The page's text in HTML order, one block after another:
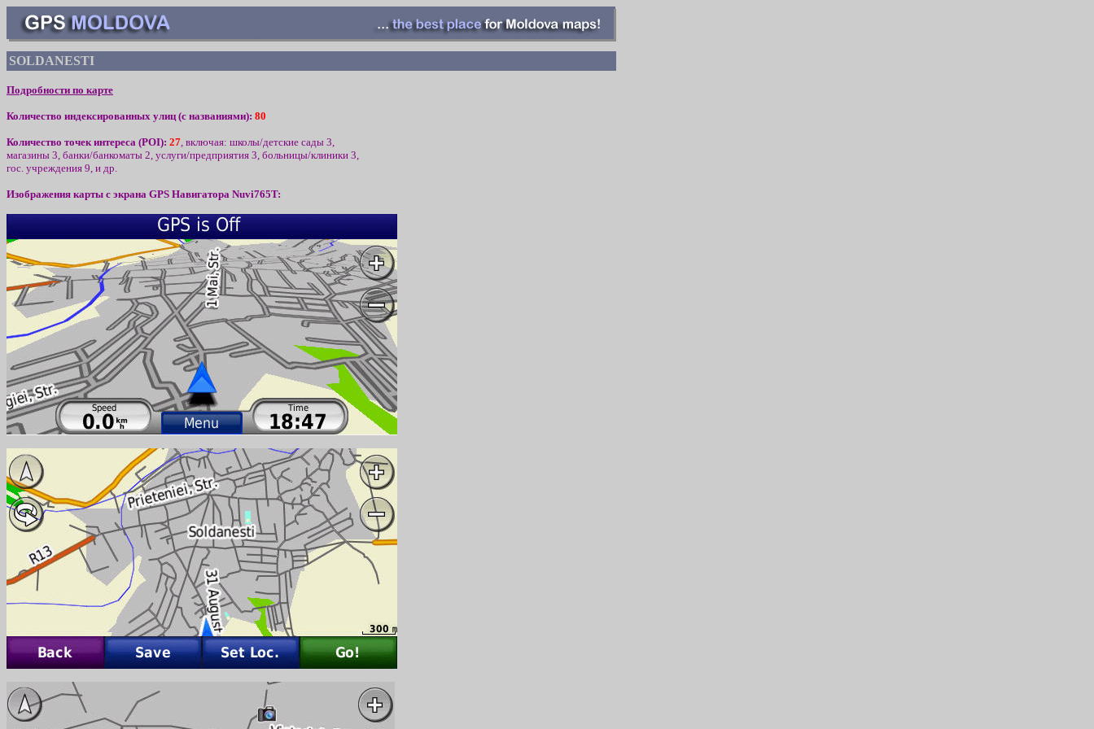
SOLDANESTI
Подробности по карте
Количество индексированных улиц (с названиями): 80
Количество точек интереса (POI): 27, включая: школы/детские сады 3,
магазины 3, банки/банкоматы 2, услуги/предприятия 3, больницы/клиники 3,
гос. учреждения 9, и др.
Изображения карты с экрана GPS Навигатора Nuvi765T: